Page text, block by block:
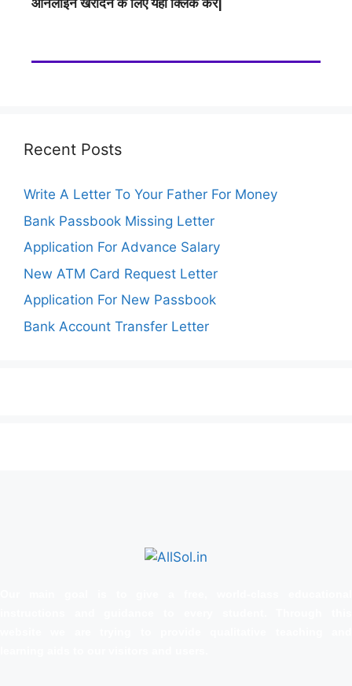
Recent Posts
Write A Letter To Your Father For Money
Bank Passbook Missing Letter
Application For Advance Salary
New ATM Card Request Letter
Application For New Passbook
Bank Account Transfer Letter